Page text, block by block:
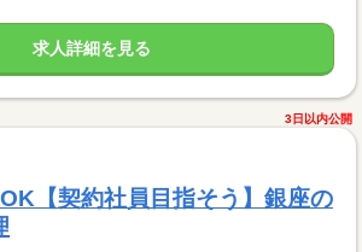
求人詳細を見る
3日以内公開
【契約社員目指そう】銀座の